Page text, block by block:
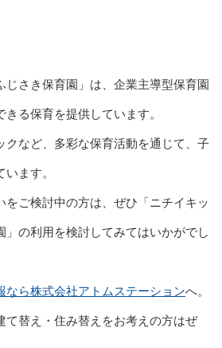
じさき保育園」は、企業主導型保育園
る保育を提供しています。
クなど、多彩な保育活動を通じて、子
ます。
をご検討中の方は、ぜひ「ニチイキッ
」の利用を検討してみてはいかがでし
なら株式会社アトムステーションへ。
て替え・住み替えをお考えの方はぜ